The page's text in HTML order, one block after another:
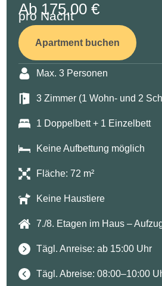
Ab 175,00 €
pro Nacht
Apartment buchen
Max. 3 Personen
3 Zimmer (1 Wohn- und 2
1 Doppelbett + 1 Einzelbett
Keine Aufbettung möglich
Fläche: 72 m²
Keine Haustiere
7./8. Etagen im Haus –
Tägl. Anreise: ab 15:00 Uhr
Tägl. Abreise: 08:00–10:00